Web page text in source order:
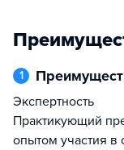
1
Экспертность
Практикующий
опытом участия в